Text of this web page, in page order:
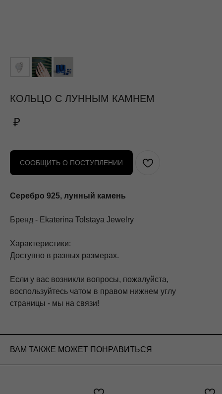
КОЛЬЦО С ЛУННЫМ КАМНЕМ
₽
СООБЩИТЬ О ПОСТУПЛЕНИИ
Серебро 925, лунный камень
Бренд - Ekaterina Tolstaya Jewelry
Характеристики:
Доступно в разных размерах.
Если у вас возникли вопросы, пожалуйста,
воспользуйтесь чатом в правом нижнем углу
страницы - мы на связи!
ВАМ ТАКЖЕ МОЖЕТ ПОНРАВИТЬСЯ